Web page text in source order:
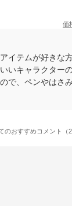
価
イテムが好きな
いキャラクター
で、ペンやはさ
のおすすめコメント（2